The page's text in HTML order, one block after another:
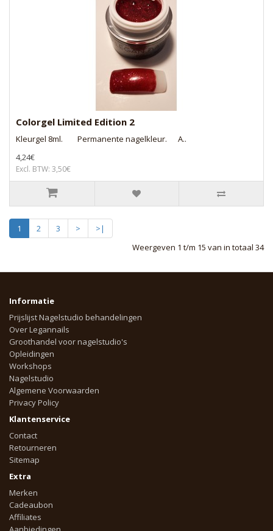
Colorgel Limited Edition 2
Kleurgel 8ml. Permanente nagelkleur. A..
4,24€
Excl. BTW: 3,50€
1 2 3 >
>|
Weergeven 1 t/m 15 van in totaal 34
Informatie
Prijslijst Nagelstudio behandelingen
Over Legannails
Groothandel voor nagelstudio's
Opleidingen
Workshops
Nagelstudio
Algemene Voorwaarden
Privacy Policy
Klantenservice
Contact
Retourneren
Sitemap
Extra
Merken
Cadeaubon
Affiliates